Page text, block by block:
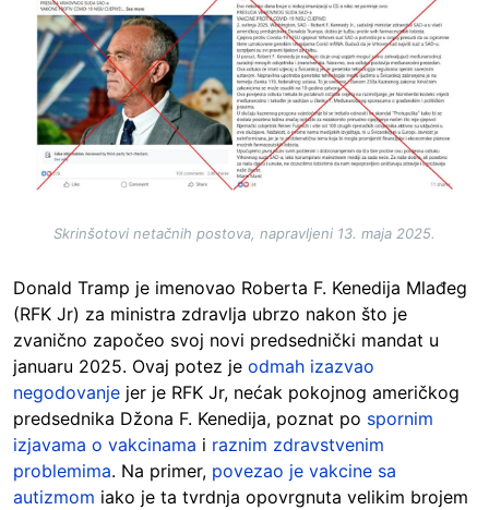
Skrinšotovi netačnih postova, napravljeni 13. maja 2025.
Donald Tramp je imenovao Roberta F. Kenedija Mlađeg
(RFK Jr) za ministra zdravlja ubrzo nakon što je
zvanično započeo svoj novi predsednički mandat u
januaru 2025. Ovaj potez je odmah izazvao
negodovanje jer je RFK Jr, nećak pokojnog američkog
predsednika Džona F. Kenedija, poznat po spornim
izjavama o vakcinama i raznim zdravstvenim
problemima. Na primer, povezao je vakcine sa
autizmom iako je ta tvrdnja opovrgnuta velikim brojem